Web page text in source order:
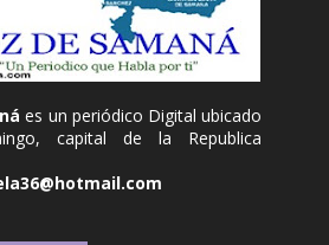
es un periódico Digital ubicado
capital de la Republica